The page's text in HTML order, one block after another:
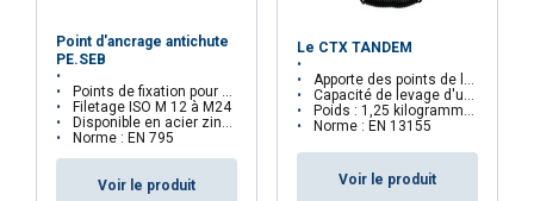
Point d'ancrage antichute
PE.SEB
Points de fixation pour EPI
Filetage ISO M 12 à M24
Disponible en acier zingué ou inoxydable
Norme : EN 795
Voir le produit
Le CTX TANDEM
Apporte des points de levage supplémentaires à la chaîne d'un palan
Capacité de levage d'une pince : 270 kilogrammes
Poids : 1,25 kilogrammes
Norme : EN 13155
Voir le produit